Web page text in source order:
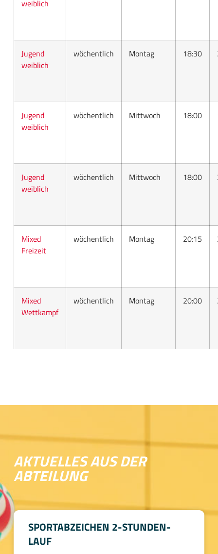
weiblich
Jugend
weiblich
wöchentlich Montag 18:30
Jugend
weiblich
wöchentlich Mittwoch 18:00
Jugend
weiblich
wöchentlich Mittwoch 18:00
Mixed
Freizeit
wöchentlich Montag 20:15
Mixed
Wettkampf
wöchentlich Montag 20:00
AKTUELLES AUS DER
ABTEILUNG
SPORTABZEICHEN 2-STUNDEN-
LAUF